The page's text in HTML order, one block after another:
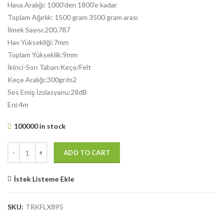
Hava Aralığı: 1000’den 1800’e kadar
Toplam Ağırlık: 1500 gram 3500 gram arası
İlmek Sayısı:200.787
Hav Yüksekliği:7mm
Toplam Yükseklik:9mm
İkinci-Son Taban:Keçe/Felt
Keçe Aralığı:300gr/m2
Ses Emiş İzolasyanu:28dB
Eni:4m
100000 in stock
ADD TO CART
İstek Listeme Ekle
SKU: TRKFLX895